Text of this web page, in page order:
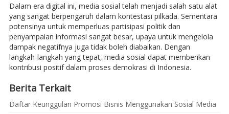
Dalam era digital ini, media sosial telah menjadi salah satu alat
yang sangat berpengaruh dalam kontestasi pilkada. Sementara
potensinya untuk memperluas partisipasi politik dan
penyampaian informasi sangat besar, upaya untuk mengelola
dampak negatifnya juga tidak boleh diabaikan. Dengan
langkah-langkah yang tepat, media sosial dapat memberikan
kontribusi positif dalam proses demokrasi di Indonesia.
Berita Terkait
Daftar Keunggulan Promosi Bisnis Menggunakan Sosial Media